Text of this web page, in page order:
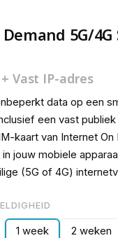
5G/4G
Vast IP-adres
data op een
een vast
kaart van Internet
jouw mobiele
(5G of 4G)
1 week 2 weken